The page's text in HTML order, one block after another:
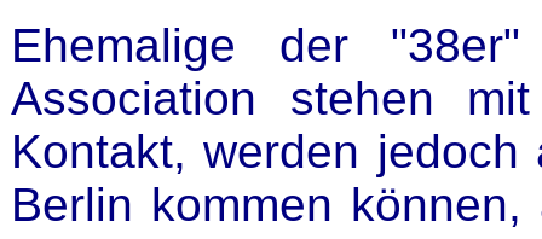
Ehemalige der
Association stehen
Kontakt, werden
Berlin kommen